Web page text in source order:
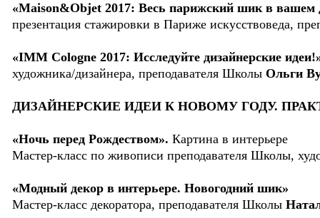
«Maison&Objet 2017: Весь парижский шик в вашем
презентация стажировки в Париже искусствоведа,
«IMM Cologne 2017: Исследуйте дизайнерские
художника/дизайнера, преподавателя Школы Ольги
ДИЗАЙНЕРСКИЕ ИДЕИ К НОВОМУ ГОДУ.
«Ночь перед Рождеством». Картина в интерьере
Мастер-класс по живописи преподавателя Школы,
«Модный декор в интерьере. Новогодний шик»
Мастер-класс декоратора, преподавателя Школы